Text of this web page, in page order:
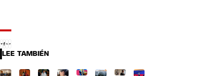
LEE TAMBIÉN